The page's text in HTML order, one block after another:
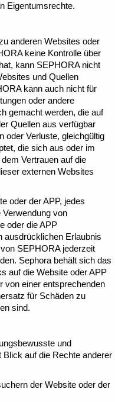
Eigentumsrechte.
anderen Websites oder
keine Kontrolle über
kann SEPHORA nicht
und Quellen
kann auch nicht für
oder andere
gemacht werden, die auf
Quellen aus verfügbar
oder Verluste, gleichgültig
die sich aus oder im
Vertrauen auf die
externen Websites
oder der APP, jedes
Verwendung von
oder die APP
ausdrücklichen Erlaubnis
SEPHORA jederzeit
Sephora behält sich das
auf die Website oder APP
von einer entsprechenden
für Schäden zu
sind.
und
auf die Rechte anderer
der Website oder der